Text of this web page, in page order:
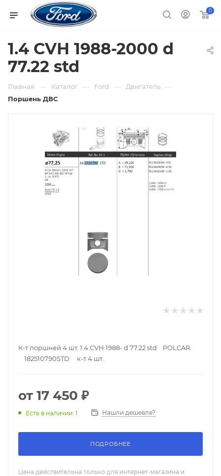
0
1.4 CVH 1988-2000 d
77.22 std
Главная — Каталог — Ford — Двигатель —
Поршень ДВС
К-т поршней 4 шт. 1.4 CVH 1988- d 77.22 std POLCAR
182510790STD к-т 4 шт.
от 17 450 ₽
Есть в наличии: 1 Нашли дешевле?
ПОДРОБНЕЕ
Цена действительна только для интернет-магазина и